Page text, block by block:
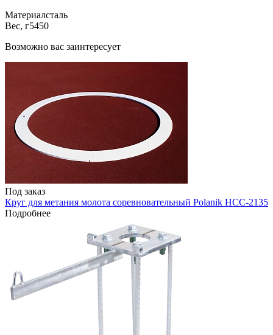
Материалсталь
Вес, г5450
Возможно вас заинтересует
Под заказ
Круг для метания молота соревновательный Polanik HCC-2135
Подробнее